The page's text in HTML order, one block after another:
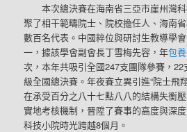
本次總決賽在海南省三亞市崖州灣
聚了相干範疇院士、院校擔任人、海南
數百名代表。中國粹位與研討生教導學
一，據該學會副會長丁雪梅先容，年包
次，本年共吸引全國247支團隊參賽，
級全國總決賽。年夜賽立異引進“院士飛
在承受百分之八十七點八八的結構失衡
實地考核機制，晉陞了賽事的高度與深
科技小院時光跨越8個月。